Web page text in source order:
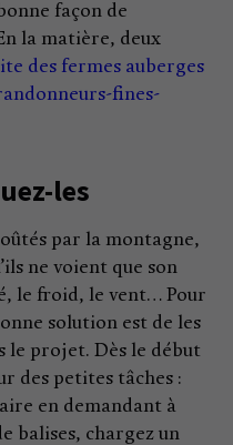
façon de
la matière, deux
des fermes auberges
fines-
les
par la montagne,
ne voient que son
le froid, le vent… Pour
solution est de les
le projet. Dès le début
des petites tâches :
en demandant à
balises, chargez un